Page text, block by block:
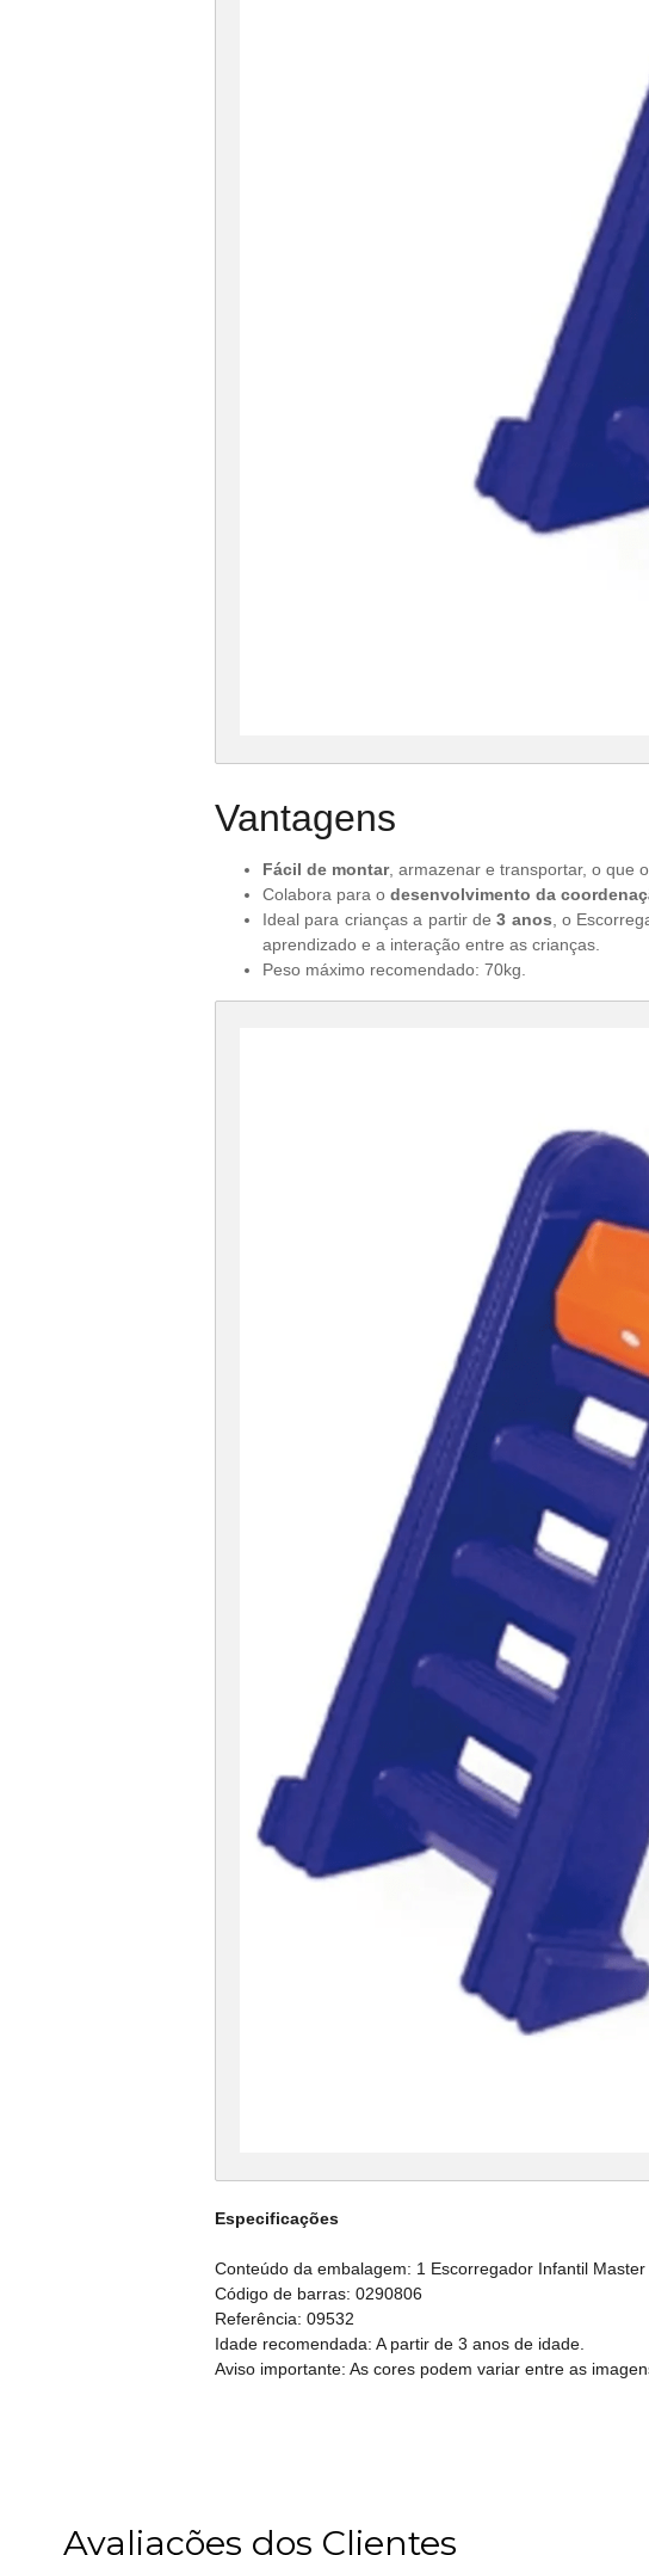
Vantagens
Fácil de montar, armazenar e transportar, o que
Colabora para o desenvolvimento da
Ideal para crianças a partir de3 anos , o
aprendizado e a interação entre as crianças.
Peso máximo recomendado: 70kg.
Especificações
Conteúdo da embalagem: 1 Escorregador Infantil
Código de barras: 0290806
Referência: 09532
Idade recomendada: A partir de 3 anos de idade.
Aviso importante: As cores podem variar entre as
Avaliações dos Clientes